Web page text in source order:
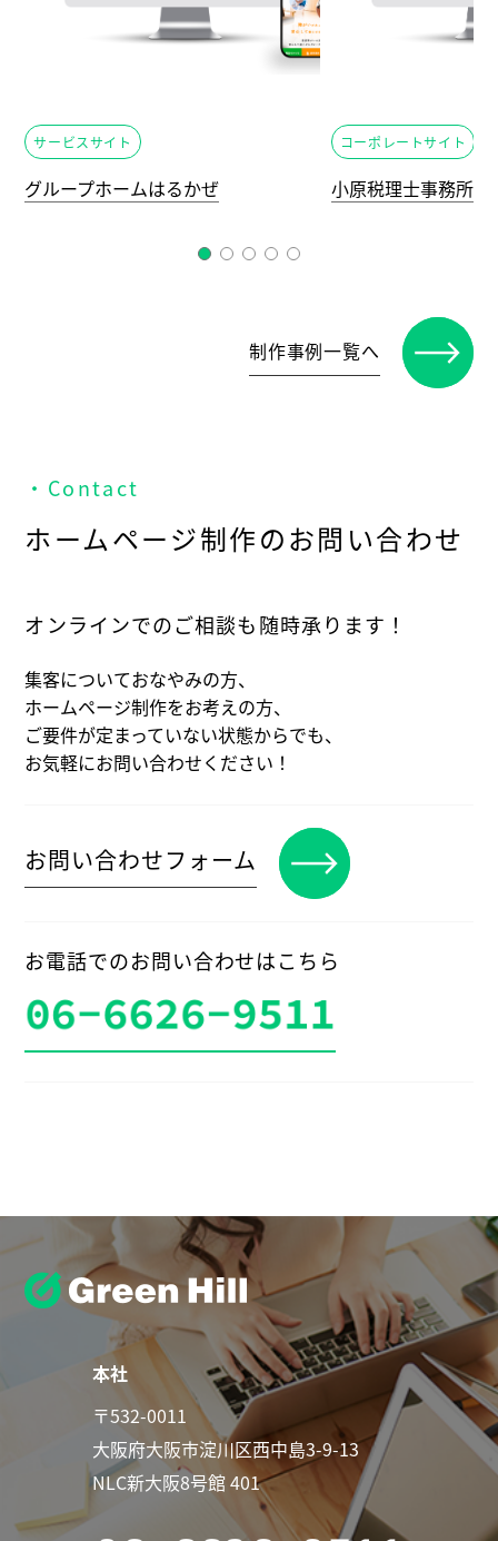
サービスサイト
グループホームはるかぜ
コーポレートサイト
小原税理士事務所
制作事例一覧へ
・Contact
ホームページ制作のお問い合わせ
オンラインでのご相談も随時承ります！
集客についておなやみの方、
ホームページ制作をお考えの方、
ご要件が定まっていない状態からでも、
お気軽にお問い合わせください！
お問い合わせフォーム
お電話でのお問い合わせはこちら
本社
〒532-0011
大阪府大阪市淀川区西中島3-9-13
NLC新大阪8号館 401